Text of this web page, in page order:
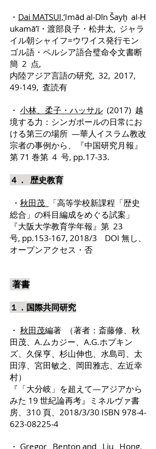
・ Dai MATSUI,‘Imād al-Dīn Šayḫ al-Ḥ
ukamā’ī・渡部良子・松井太, ジャラ
イル朝シャイフ=ウワイス発行モン
ゴル語・ペルシア語合璧命令文書断
簡 2 点,
内陸アジア言語の研究, 32, 2017,
49-149, 査読有
・ 小林、柔子・ハッサル (2017) 越
境する力：シンガポールの日常にお
ける第三の場所 ―華人イスラム教改
宗者の事例から、『中国研究月報』
第 71 巻第 4 号, pp.17-33.
４． 歴史教育
・ 秋田茂
「高等学校新課程「歴史
総合」の科目編成をめぐる試案」
『大阪大学教育学年報』第 23
号, pp.153-167, 2018/3 DOI 無し、
オープンアクセス・否
著書
１．国際共同研究
・ 秋田茂編著 （著者：斎藤修、秋
田茂、A.ムカジー、A.G.ホプキン
ズ、久保亨、杉山伸也、水島司、太
田淳、宮田敏之、岡田雅志、左近幸
村）
『「大分岐」を超えて―アジアから
みた 19 世紀論再考』ミネルヴァ書
房、310 頁、2018/3/30 ISBN 978-4-
623-08225-4
・ Gregor Benton and
Liu Hong,